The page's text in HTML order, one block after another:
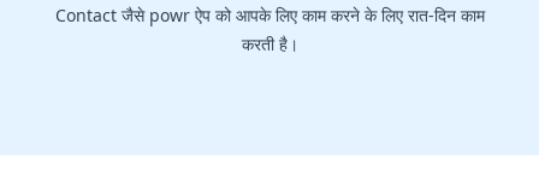
Contact जैसे powr ऐप को आपके लिए काम करने के लिए रात-दिन काम
करती है।